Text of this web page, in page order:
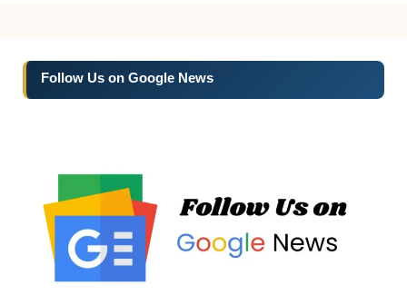
Follow Us on Google News